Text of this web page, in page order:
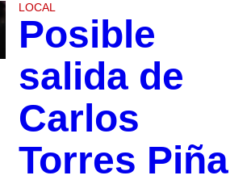
LOCAL
Posible
salida de
Carlos
Torres Piña